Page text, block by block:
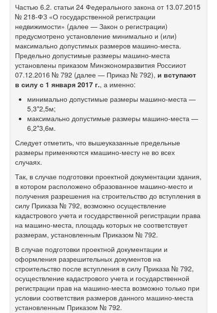
Частью 6.2. статьи 24 Федерального закона от 13.07.2015
№ 218-ФЗ «О государственной регистрации
недвижимости» (далее — Закон о регистрации)
предусмотрено установление минимально и (или)
максимально допустимых размеров машино-места.
Предельно допустимые размеры машино-места
установлены приказом Минэкономразвития Россииот
07.12.2016 № 792 (далее — Приказ № 792), и вступают
в силу с 1 января 2017 г., а именно:
минимально допустимые размеры машино-места —
5,3*2,5м;
максимально допустимые размеры машино-места —
6,2*3,6м.
Следует отметить, что вышеуказанные предельные
размеры применяются кмашино-месту не во всех
случаях.
Так, в случае подготовки проектной документации здания,
в котором расположено образованное машино-место и
получения разрешения на строительство до вступления в
силу Приказа № 792, возможно осуществление
кадастрового учета и государственной регистрации права
на машино-места, площадь которых не соответствует
размерам, установленным Приказом № 792.
В случае подготовки проектной документации и
оформления разрешительных документов на
строительство после вступления в силу Приказа № 792,
осуществление кадастрового учета и государственной
регистрации прав на машино-места возможно только при
условии соответствия размеров данного машино-места
установленным Приказом № 792.